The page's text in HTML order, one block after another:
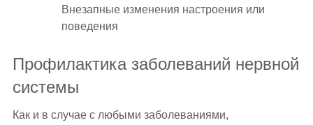
Внезапные изменения настроения или
поведения
Профилактика заболеваний нервной
системы
Как и в случае с любыми заболеваниями,